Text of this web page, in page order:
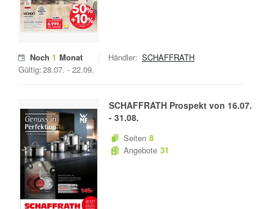
Noch 1 Monat
Gültig:28.07. - 22.09.
Händler: SCHAFFRATH
SCHAFFRATH Prospekt von 16.07.
- 31.08.
Seiten 8
Angebote 31